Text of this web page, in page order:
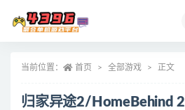
当前位置： 首页 全部游戏 正文
归家异途2/HomeBehind 2